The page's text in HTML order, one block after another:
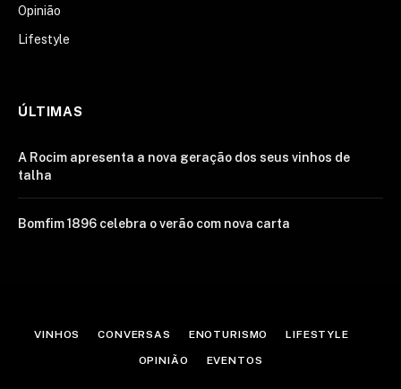
Opinião
Lifestyle
ÚLTIMAS
A Rocim apresenta a nova geração dos seus vinhos de
talha
Bomfim 1896 celebra o verão com nova carta
VINHOS CONVERSAS ENOTURISMO LIFESTYLE
OPINIÃO EVENTOS